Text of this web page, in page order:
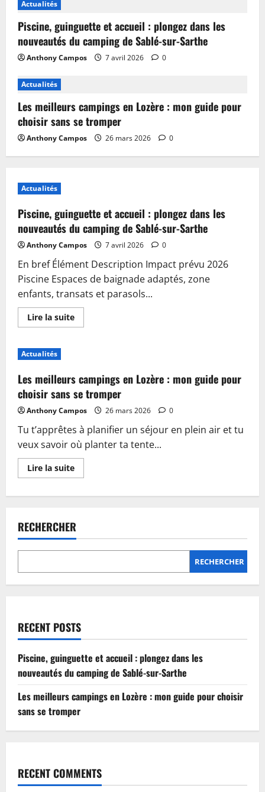
Actualités
Piscine, guinguette et accueil : plongez dans les
nouveautés du camping de Sablé-sur-Sarthe
Anthony Campos 7 avril 2026 0
Actualités
Les meilleurs campings en Lozère : mon guide pour
choisir sans se tromper
Anthony Campos 26 mars 2026 0
Actualités
Piscine, guinguette et accueil : plongez dans les
nouveautés du camping de Sablé-sur-Sarthe
Anthony Campos 7 avril 2026 0
En bref Élément Description Impact prévu 2026
Piscine Espaces de baignade adaptés, zone
enfants, transats et parasols...
Lire la suiteEn
savoir
accueil
:
plongez
dans
les
nouveautés
du
camping
de
Sablé-
sur-
Sarthe
Actualités
Les meilleurs campings en Lozère : mon guide pour
choisir sans se tromper
Anthony Campos 26 mars 2026 0
Tu t’apprêtes à planifier un séjour en plein air et tu
veux savoir où planter ta tente...
Lire la suiteEn
savoir
en
Lozère
:
mon
choisir
sans
RECHERCHER
RECHERCHER
RECENT POSTS
Piscine, guinguette et accueil : plongez dans les
nouveautés du camping de Sablé-sur-Sarthe
Les meilleurs campings en Lozère : mon guide pour choisir
sans se tromper
RECENT COMMENTS